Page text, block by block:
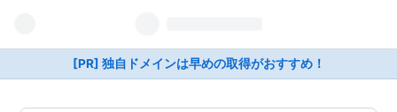
[PR] 独自ドメインは早めの取得がおすすめ！